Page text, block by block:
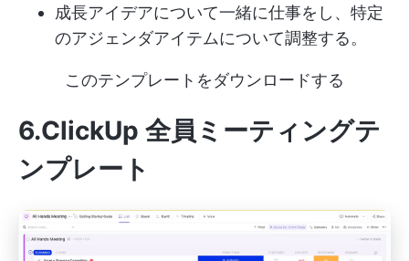
成長アイデアについて一緒に仕事をし、特定
のアジェンダアイテムについて調整する。
このテンプレートをダウンロードする
6.ClickUp 全員ミーティングテ
ンプレート